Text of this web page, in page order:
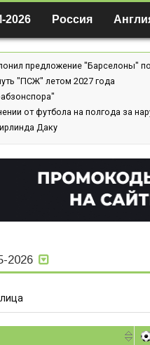
2026 Россия
предложение "Барселоны"
"ПСЖ" летом 2027 года
от футбола на полгода за
Даку
2026